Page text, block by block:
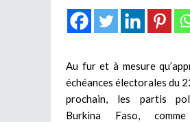
Au fur et à mesure
échéances électorales du
prochain, les partis
Burkina Faso,